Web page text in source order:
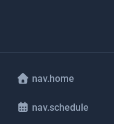
nav.home
nav.schedule